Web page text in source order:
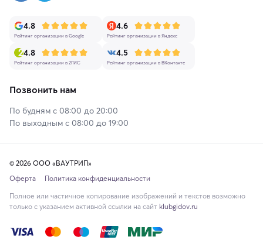
4.8
Рейтинг организации в Google
4.6
Рейтинг организации в Яндекс
4.8
Рейтинг организации в 2ГИС
4.5
Рейтинг организации в ВКонтакте
Позвонить нам
По будням с 08:00 до 20:00
По выходным с 08:00 до 19:00
© 2026 ООО «ВАУТРИП»
Оферта
Политика конфиденциальности
Полное или частичное копирование изображений и текстов возможно
только с указанием активной ссылки на сайт klubgidov.ru